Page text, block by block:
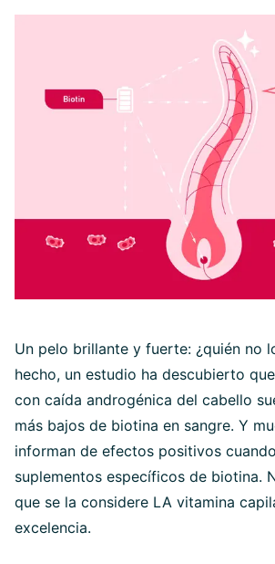
Un pelo brillante y fuerte: ¿quién no
hecho, un estudio ha descubierto
con caída androgénica del cabello
más bajos de biotina en sangre. Y
informan de efectos positivos
suplementos específicos de biotina.
que se la considere LA vitamina
excelencia.